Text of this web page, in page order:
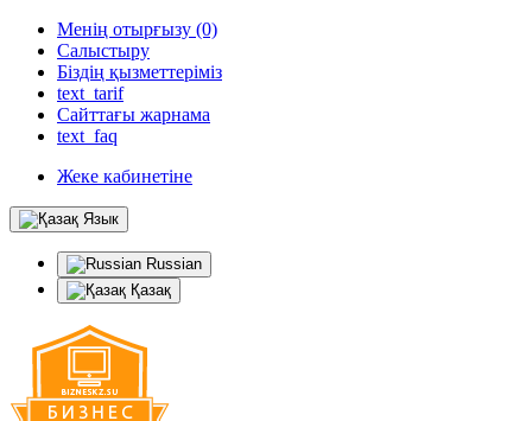
Менің отырғызу (0)
Салыстыру
Біздің қызметтеріміз
text_tarif
Сайттағы жарнама
text_faq
Жеке кабинетіне
Язык
Russian
Қазақ